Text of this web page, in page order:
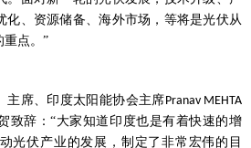
化、资源储备、海外市场，等将是光伏从
重点。”
主席、印度太阳能协会主席Pranav MEHTA
致辞：“大家知道印度也是有着快速的增
光伏产业的发展，制定了非常宏伟的目